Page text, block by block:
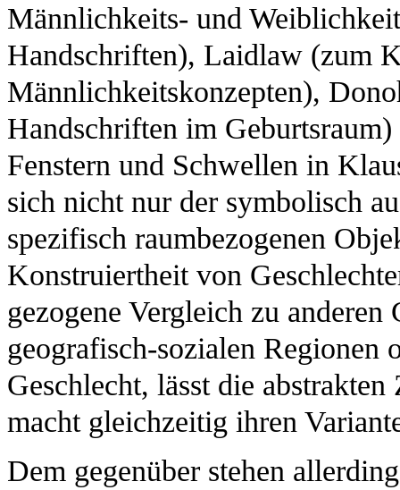
Männlichkeits- und
Handschriften), Laidlaw (zum
Männlichkeitskonzepten),
Handschriften im
Fenstern und Schwellen in
sich nicht nur der symbolisch
spezifisch raumbezogenen
Konstruiertheit von
gezogene Vergleich zu anderen
geografisch-sozialen Regionen
Geschlecht, lässt die
macht gleichzeitig ihren
Dem gegenüber stehen